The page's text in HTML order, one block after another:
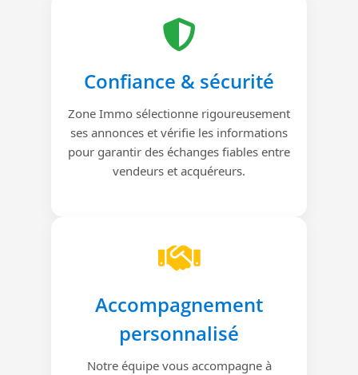
Confiance & sécurité
Zone Immo sélectionne rigoureusement
ses annonces et vérifie les informations
pour garantir des échanges fiables entre
vendeurs et acquéreurs.
Accompagnement
personnalisé
Notre équipe vous accompagne à